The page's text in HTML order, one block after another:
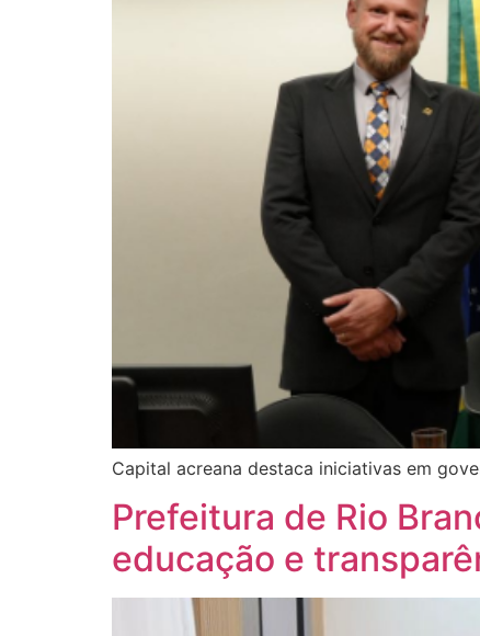
Capital acreana destaca iniciativas em
Prefeitura de Rio
educação e